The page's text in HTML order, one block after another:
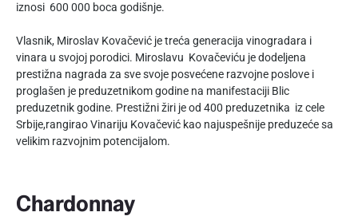
iznosi 600 000 boca godišnje.
Vlasnik, Miroslav Kovačević je treća generacija vinogradara i
vinara u svojoj porodici. Miroslavu Kovačeviću je dodeljena
prestižna nagrada za sve svoje posvećene razvojne poslove i
proglašen je preduzetnikom godine na manifestaciji Blic
preduzetnik godine. Prestižni žiri je od 400 preduzetnika iz cele
Srbije,rangirao Vinariju Kovačević kao najuspešnije preduzeće sa
velikim razvojnim potencijalom.
Chardonnay